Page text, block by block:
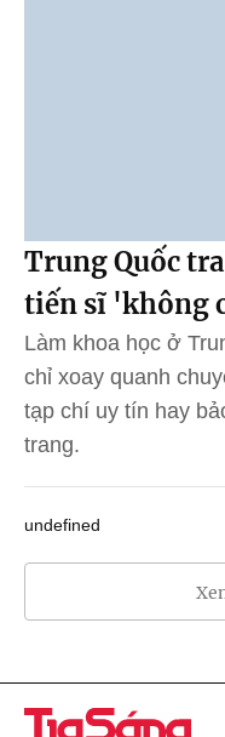
Trung Quốc
tiến sĩ 'không
Làm khoa học ở
chỉ xoay quanh
tạp chí uy tín hay
trang.
undefined